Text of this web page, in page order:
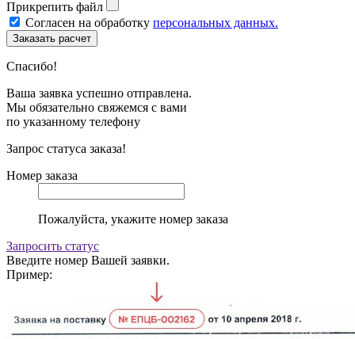
Прикрепить файл
Согласен на обработку персональных данных.
Спасибо!
Ваша заявка успешно отправлена.
Мы обязательно свяжемся с вами
по указанному телефону
Запрос статуса заказа!
Номер заказа
Пожалуйста, укажите номер заказа
Запросить статус
Введите номер Вашей заявки.
Пример: